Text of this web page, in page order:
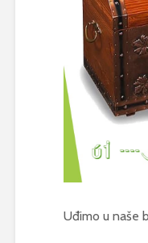
Uđimo u naše